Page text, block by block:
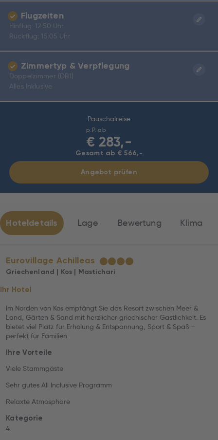
Pauschalreise
p.P. ab
€ 283,-
Gesamt ab € 566,-
Angebot prüfen
Flugzeiten
Hinflug: 12:50 Uhr
Rückflug: 15:05 Uhr
Zimmertyp & Verpflegung
Doppelzimmer (DB1)
Alles Inklusive
Hoteldetails Lage Bewertung Klima
Eurovillage Achilleas ★★★★
Griechenland | Kos | Mastichari
Ihr Hotel
Im Norden von Kos empfängt Sie das Resort zwischen Meer &
Land, Gärten & Sand mit herzlicher griechischer Gastlichkeit. Es
bietet viel Platz für Erholung & Entspannung, Sport & Spaß –
perfekt für Familien.
Ihre Vorteile
Viele Stammgäste
Sehr gutes All Inclusive Programm
Relaxte Atmosphäre
Kategorie
4